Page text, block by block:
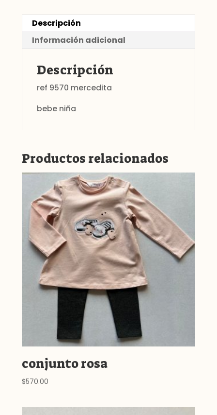
Descripción
Información adicional
Descripción
ref 9570 mercedita
bebe niña
Productos relacionados
conjunto rosa
$570.00